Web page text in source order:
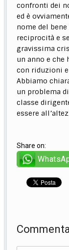
confronti dei
ed è
nome del
reciprocità e
gravissima
un anno e che
con riduzioni
Abbiamo
un problema
classe
essere
Share on: